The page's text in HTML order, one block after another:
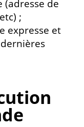
(adresse de
;
expresse et